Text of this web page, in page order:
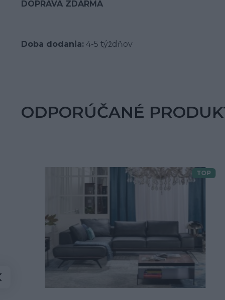
DOPRAVA ZDARMA
Doba dodania: 4-5 týždňov
ODPORÚČANÉ
TOP
Doprava zdarma